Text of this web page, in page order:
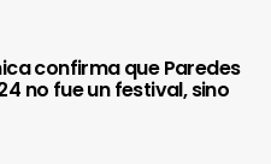
confirma que Paredes
no fue un festival, sino